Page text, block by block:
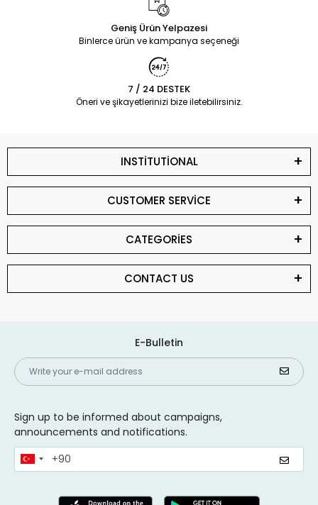
Geniş Ürün Yelpazesi
Binlerce ürün ve kampanya seçeneği
7 / 24 DESTEK
Öneri ve şikayetlerinizi bize iletebilirsiniz.
INSTİTUTİONAL
CUSTOMER SERVİCE
CATEGORİES
CONTACT US
E-Bulletin
Sign up to be informed about campaigns,
announcements and notifications.